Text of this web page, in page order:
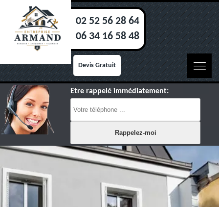
02 52 56 28 64
06 34 16 58 48
Devis Gratuit
Etre rappelé immédiatement: